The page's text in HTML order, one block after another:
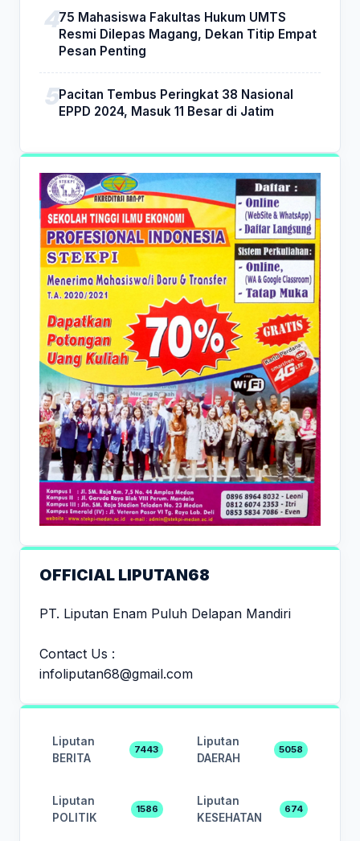
75 Mahasiswa Fakultas Hukum UMTS
Resmi Dilepas Magang, Dekan Titip Empat
Pesan Penting
Pacitan Tembus Peringkat 38 Nasional
EPPD 2024, Masuk 11 Besar di Jatim
OFFICIAL LIPUTAN68
PT. Liputan Enam Puluh Delapan Mandiri
Contact Us :
infoliputan68@gmail.com
Liputan
BERITA
7443
Liputan
DAERAH
5058
Liputan
POLITIK
1586
Liputan
KESEHATAN
674